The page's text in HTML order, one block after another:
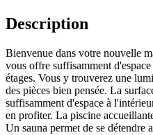
Description
Bienvenue dans votre nouvelle
vous offre suffisamment
étages. Vous y trouverez une
des pièces bien pensée. La
suffisamment d'espace à
en profiter. La piscine
Un sauna permet de se détendre